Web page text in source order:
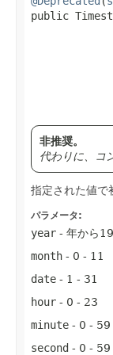
public
非推奨。
代わりに、コ
指定された値で
パラメータ:
year - 年から
month - 0 - 11
date - 1 - 31
hour - 0 - 23
minute - 0 - 59
second - 0 - 59